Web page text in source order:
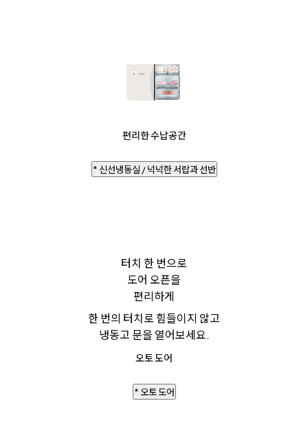
편리한 수납공간
* 신선냉동실 / 넉넉한 서랍과 선반
터치 한 번으로
도어 오픈을
편리하게
한 번의 터치로 힘들이지 않고
냉동고 문을 열어보세요.
오토 도어
* 오토 도어